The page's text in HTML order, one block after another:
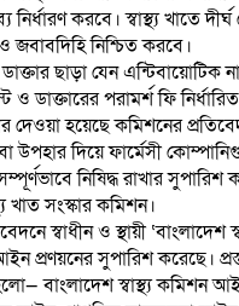
নির্ধারণ করবে। স্বাস্থ্য খাতে
জবাবদিহি নিশ্চিত করবে।
ছাড়া যেন এন্টিবায়োটিক
ডাক্তারের পরামর্শ ফি
দেওয়া হয়েছে কমিশনের
উপহার দিয়ে ফার্মেসী
সম্পূর্ণভাবে নিষিদ্ধ রাখার সুপারিশ
খাত সংস্কার কমিশন।
স্বাধীন ও স্থায়ী ‘বাংলাদেশ
প্রণয়নের সুপারিশ করেছে।
বাংলাদেশ স্বাস্থ্য কমিশন